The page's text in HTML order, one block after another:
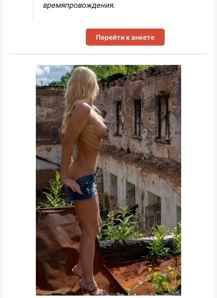
времяпровождения.
Перейти к анкете